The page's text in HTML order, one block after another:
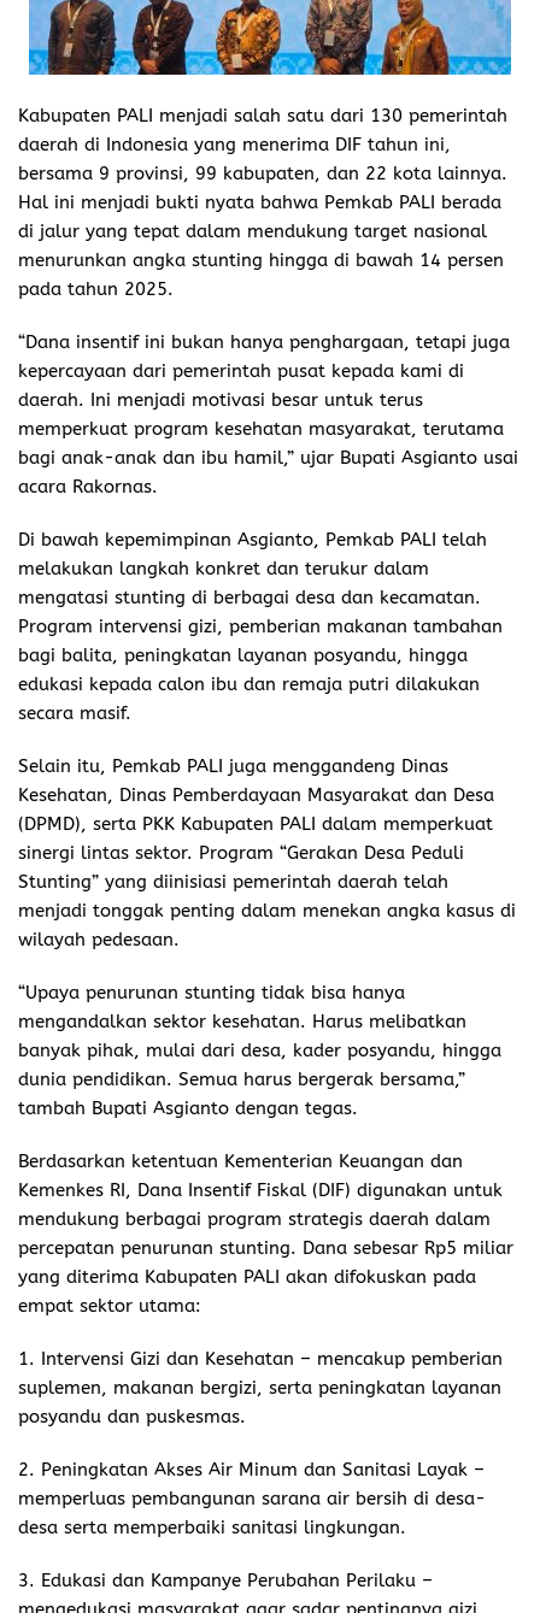
Kabupaten PALI menjadi salah satu dari 130 pemerintah
daerah di Indonesia yang menerima DIF tahun ini,
bersama 9 provinsi, 99 kabupaten, dan 22 kota lainnya.
Hal ini menjadi bukti nyata bahwa Pemkab PALI berada
di jalur yang tepat dalam mendukung target nasional
menurunkan angka stunting hingga di bawah 14 persen
pada tahun 2025.
“Dana insentif ini bukan hanya penghargaan, tetapi juga
kepercayaan dari pemerintah pusat kepada kami di
daerah. Ini menjadi motivasi besar untuk terus
memperkuat program kesehatan masyarakat, terutama
bagi anak-anak dan ibu hamil,” ujar Bupati Asgianto usai
acara Rakornas.
Di bawah kepemimpinan Asgianto, Pemkab PALI telah
melakukan langkah konkret dan terukur dalam
mengatasi stunting di berbagai desa dan kecamatan.
Program intervensi gizi, pemberian makanan tambahan
bagi balita, peningkatan layanan posyandu, hingga
edukasi kepada calon ibu dan remaja putri dilakukan
secara masif.
Selain itu, Pemkab PALI juga menggandeng Dinas
Kesehatan, Dinas Pemberdayaan Masyarakat dan Desa
(DPMD), serta PKK Kabupaten PALI dalam memperkuat
sinergi lintas sektor. Program “Gerakan Desa Peduli
Stunting” yang diinisiasi pemerintah daerah telah
menjadi tonggak penting dalam menekan angka kasus di
wilayah pedesaan.
“Upaya penurunan stunting tidak bisa hanya
mengandalkan sektor kesehatan. Harus melibatkan
banyak pihak, mulai dari desa, kader posyandu, hingga
dunia pendidikan. Semua harus bergerak bersama,”
tambah Bupati Asgianto dengan tegas.
Berdasarkan ketentuan Kementerian Keuangan dan
Kemenkes RI, Dana Insentif Fiskal (DIF) digunakan untuk
mendukung berbagai program strategis daerah dalam
percepatan penurunan stunting. Dana sebesar Rp5 miliar
yang diterima Kabupaten PALI akan difokuskan pada
empat sektor utama:
1. Intervensi Gizi dan Kesehatan – mencakup pemberian
suplemen, makanan bergizi, serta peningkatan layanan
posyandu dan puskesmas.
2. Peningkatan Akses Air Minum dan Sanitasi Layak –
memperluas pembangunan sarana air bersih di desa-
desa serta memperbaiki sanitasi lingkungan.
3. Edukasi dan Kampanye Perubahan Perilaku –